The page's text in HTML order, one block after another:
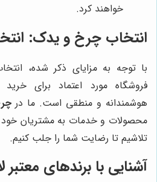
خواهند کرد.
انتخاب چرخ و یدک:
با توجه به مزایای ذکر شده،
فروشگاه مورد اعتماد برای
هوشمندانه و منطقی است. ما در
محصولات و خدمات به مشتریان خود
تلاشیم تا رضایت شما را جلب کنیم.
آشنایی با برندهای